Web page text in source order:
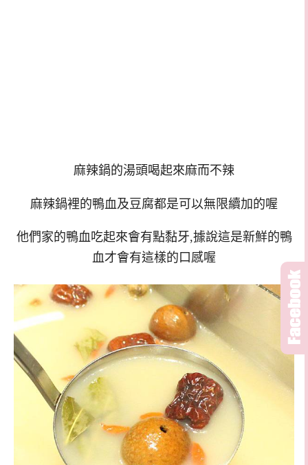
麻辣鍋的湯頭喝起來麻而不辣
麻辣鍋裡的鴨血及豆腐都是可以無限續加的喔
他們家的鴨血吃起來會有點黏牙,據說這是新鮮的鴨
血才會有這樣的口感喔